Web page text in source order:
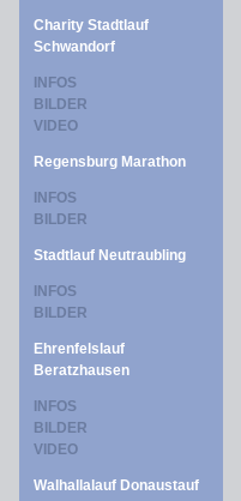
Charity Stadtlauf
Schwandorf
INFOS
BILDER
VIDEO
Regensburg Marathon
INFOS
BILDER
Stadtlauf Neutraubling
INFOS
BILDER
Ehrenfelslauf
Beratzhausen
INFOS
BILDER
VIDEO
Walhallalauf Donaustauf